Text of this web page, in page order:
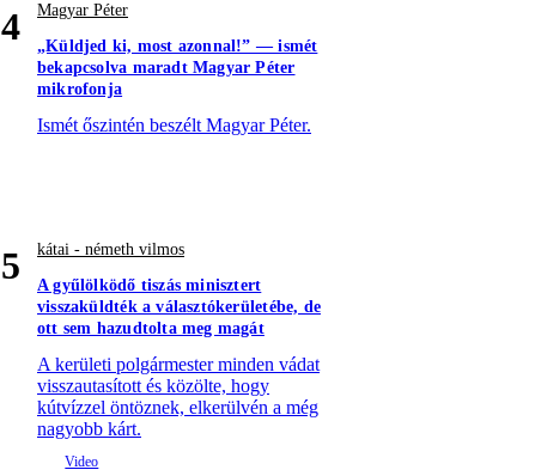
4
Magyar Péter
„Küldjed ki, most azonnal!” — ismét
bekapcsolva maradt Magyar Péter
mikrofonja
Ismét őszintén beszélt Magyar Péter.
5
kátai - németh vilmos
A gyűlölködő tiszás minisztert
visszaküldték a választókerületébe, de
ott sem hazudtolta meg magát
A kerületi polgármester minden vádat
visszautasított és közölte, hogy
kútvízzel öntöznek, elkerülvén a még
nagyobb kárt.